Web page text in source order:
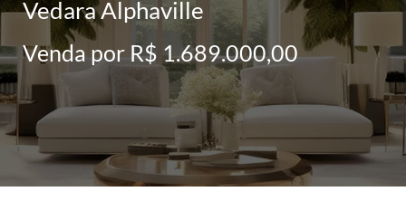
Vedara Alphaville
Venda por R$ 1.689.000,00